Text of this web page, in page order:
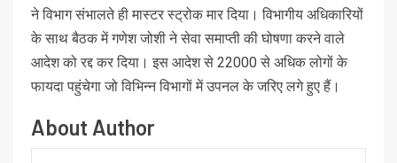
ने विभाग संभालते ही मास्टर स्ट्रोक मार दिया। विभागीय अधिकारियों
के साथ बैठक में गणेश जोशी ने सेवा समाप्ती की घोषणा करने वाले
आदेश को रद्द कर दिया। इस आदेश से 22000 से अधिक लोगों के
फायदा पहुंचेगा जो विभिन्न विभागों में उपनल के जरिए लगे हुए हैं।
About Author